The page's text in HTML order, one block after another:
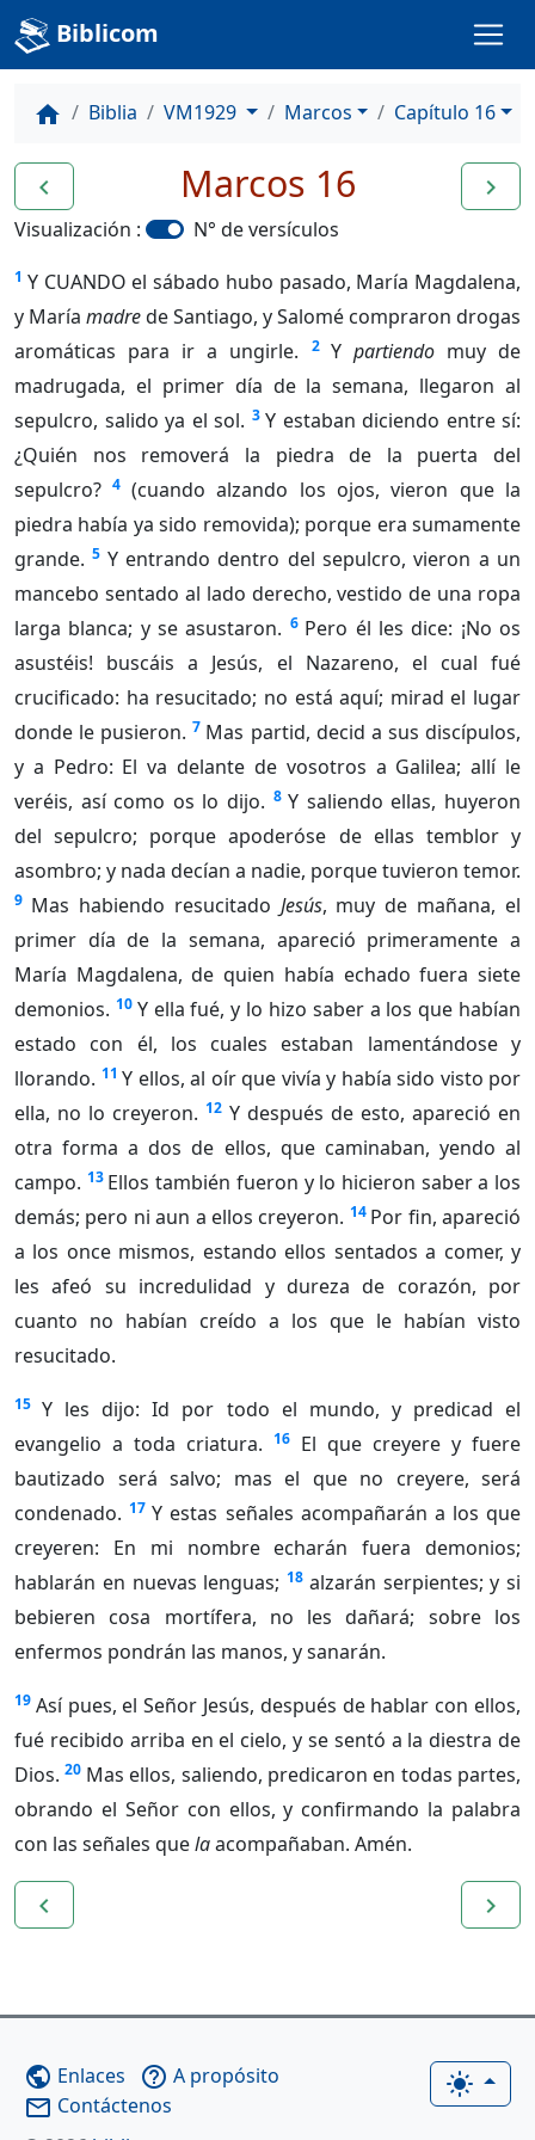
Biblicom
home Biblia VM1929 Marcos Capítulo 16
navigate_before navigate_next
Marcos 16
Visualización : N° de versículos
1 Y CUANDO el sábado hubo pasado, María Magdalena,
y María madrede Santiago, y Salomé compraron drogas
aromáticas para ir a ungirle.
2 Y partiendomuy de
madrugada, el primer día de la semana, llegaron al
sepulcro, salido ya el sol. 3 Y estaban diciendo entre sí:
¿Quién nos removerá la piedra de la puerta del
sepulcro? 4 (cuando alzando los ojos, vieron que la
piedra había ya sido removida); porque era sumamente
grande. 5 Y entrando dentro del sepulcro, vieron a un
mancebo sentado al lado derecho, vestido de una ropa
larga blanca; y se asustaron. 6 Pero él les dice: ¡No os
asustéis! buscáis a Jesús, el Nazareno, el cual fué
crucificado: ha resucitado; no está aquí; mirad el lugar
donde le pusieron. 7 Mas partid, decid a sus discípulos,
y a Pedro: El va delante de vosotros a Galilea; allí le
veréis, así como os lo dijo. 8 Y saliendo ellas, huyeron
del sepulcro; porque apoderóse de ellas temblor y
asombro; y nada decían a nadie, porque tuvieron temor.
9 Mas habiendo resucitado Jesús, muy de mañana, el
primer día de la semana, apareció primeramente a
María Magdalena, de quien había echado fuera siete
demonios. 10 Y ella fué, y lo hizo saber a los que habían
estado con él, los cuales estaban lamentándose y
llorando. 11 Y ellos, al oír que vivía y había sido visto por
ella, no lo creyeron. 12 Y después de esto, apareció en
otra forma a dos de ellos, que caminaban, yendo al
campo. 13 Ellos también fueron y lo hicieron saber a los
demás; pero ni aun a ellos creyeron. 14 Por fin, apareció
a los once mismos, estando ellos sentados a comer, y
les afeó su incredulidad y dureza de corazón, por
cuanto no habían creído a los que le habían visto
resucitado.
15 Y les dijo: Id por todo el mundo, y predicad el
evangelio a toda criatura.
16 El que creyere y fuere
bautizado será salvo; mas el que no creyere, será
condenado. 17 Y estas señales acompañarán a los que
creyeren: En mi nombre echarán fuera demonios;
hablarán en nuevas lenguas; 18 alzarán serpientes; y si
bebieren cosa mortífera, no les dañará; sobre los
enfermos pondrán las manos, y sanarán.
19 Así pues, el Señor Jesús, después de hablar con ellos,
fué recibido arriba en el cielo, y se sentó a la diestra de
Dios. 20 Mas ellos, saliendo, predicaron en todas partes,
obrando el Señor con ellos, y confirmando la palabra
con las señales quelaacompañaban. Amén.
navigate_before navigate_next
light_mode
public Enlaces help_outline A propósito
mail_outline Contáctenos